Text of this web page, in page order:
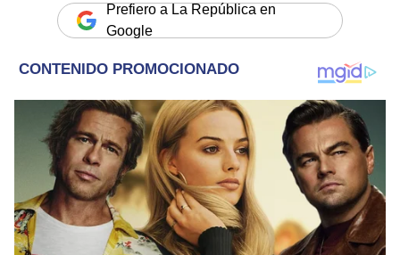
Prefiero a La República en
Google